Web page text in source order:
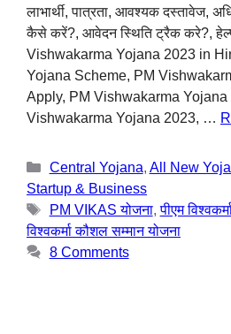
लाभार्थी, पात्रता, आवश्यक दस्तावेज,
कैसे करें?, आवेदन स्थिति ट्रैक करे?,
Vishwakarma Yojana 2023 in
Yojana Scheme, PM
Apply, PM Vishwakarma Yojana
Vishwakarma Yojana 2023, …
Central Yojana, All New
Startup & Business
PM VIKAS योजना,पीएम
विश्वकर्मा कौशल सम्मान योजना
8 Comments